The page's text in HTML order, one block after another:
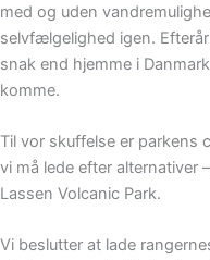
med og uden
selvfælgelighed igen.
snak end hjemme i
komme.
Til vor skuffelse er parkens
vi må lede efter alternativer
Lassen Volcanic Park.
Vi beslutter at lade